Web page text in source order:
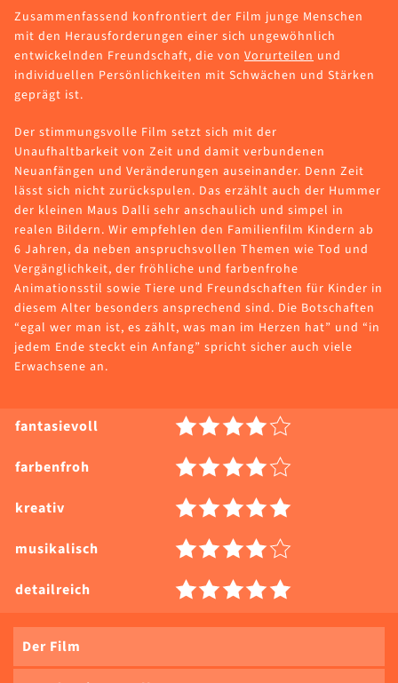
Zusammenfassend konfrontiert der Film junge Menschen
mit den Herausforderungen einer sich ungewöhnlich
entwickelnden Freundschaft, die von Vorurteilen und
individuellen Persönlichkeiten mit Schwächen und Stärken
geprägt ist.
Der stimmungsvolle Film setzt sich mit der
Unaufhaltbarkeit von Zeit und damit verbundenen
Neuanfängen und Veränderungen auseinander. Denn Zeit
lässt sich nicht zurückspulen. Das erzählt auch der Hummer
der kleinen Maus Dalli sehr anschaulich und simpel in
realen Bildern. Wir empfehlen den Familienfilm Kindern ab
6 Jahren, da neben anspruchsvollen Themen wie Tod und
Vergänglichkeit, der fröhliche und farbenfrohe
Animationsstil sowie Tiere und Freundschaften für Kinder in
diesem Alter besonders ansprechend sind. Die Botschaften
“egal wer man ist, es zählt, was man im Herzen hat” und “in
jedem Ende steckt ein Anfang” spricht sicher auch viele
Erwachsene an.
fantasievoll
farbenfroh
kreativ
musikalisch
detailreich
Der Film